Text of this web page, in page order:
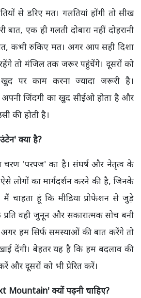
से डरिए मत। गलतियां होंगी तो सीख
बात, एक ही गलती दोबारा नहीं दोहरानी
कभी रुकिए मत। अगर आप सही दिशा
तो मंजिल तक जरूर पहुंचेंगे। दूसरों को
पर काम करना ज्यादा जरूरी है।
अपनी जिंदगी का खुद सीईओ होता है और
की होती है।
क्या है?
चरण 'परपज' का है। संघर्ष और नेतृत्व के
लोगों का मार्गदर्शन करने की है, जिनके
चाहता हूं कि मीडिया प्रोफेशन से जुड़े
वही जुनून और सकारात्मक सोच बनी
अगर हम सिर्फ समस्याओं की बात करेंगे तो
देंगी। बेहतर यह है कि हम बदलाव की
और दूसरों को भी प्रेरित करें।
Mountain' क्यों पढ़नी चाहिए?